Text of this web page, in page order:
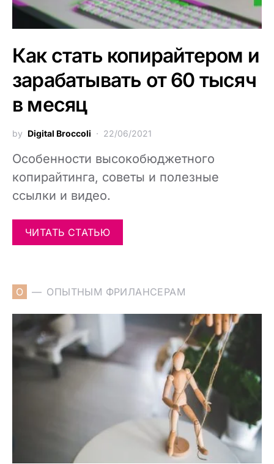
Как стать копирайтером и
зарабатывать от 60 тысяч
в месяц
by Digital Broccoli 22/06/2021
Особенности высокобюджетного
копирайтинга, советы и полезные
ссылки и видео.
ЧИТАТЬ СТАТЬЮ
О ОПЫТНЫМ ФРИЛАНСЕРАМ